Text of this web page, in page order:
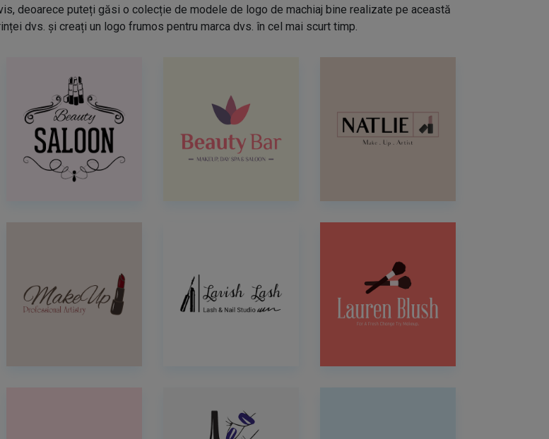
deoarece puteți găsi o colecție de modele de logo de machiaj bine realizate pe această
dvs. și creați un logo frumos pentru marca dvs. în cel mai scurt timp.